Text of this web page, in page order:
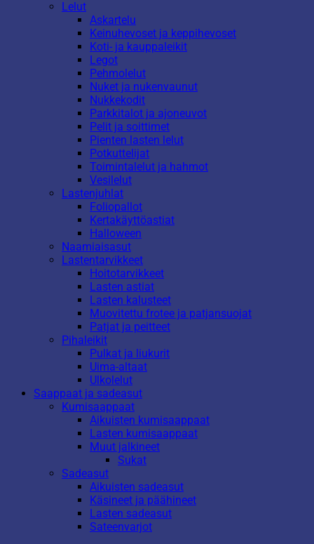
Lelut
Askartelu
Keinuhevoset ja keppihevoset
Koti- ja kauppaleikit
Legot
Pehmolelut
Nuket ja nukenvaunut
Nukkekodit
Parkkitalot ja ajoneuvot
Pelit ja soittimet
Pienten lasten lelut
Potkuttelijat
Toimintalelut ja hahmot
Vesilelut
Lastenjuhlat
Foliopallot
Kertakäyttöastiat
Halloween
Naamiaisasut
Lastentarvikkeet
Hoitotarvikkeet
Lasten astiat
Lasten kalusteet
Muovitettu frotee ja patjansuojat
Patjat ja peitteet
Pihaleikit
Pulkat ja liukurit
Uima-altaat
Ulkolelut
Saappaat ja sadeasut
Kumisaappaat
Aikuisten kumisaappaat
Lasten kumisaappaat
Muut jalkineet
Sukat
Sadeasut
Aikuisten sadeasut
Käsineet ja päähineet
Lasten sadeasut
Sateenvarjot